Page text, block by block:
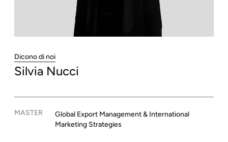
Dicono di noi
Silvia Nucci
MASTER
Global Export Management & International
Marketing Strategies